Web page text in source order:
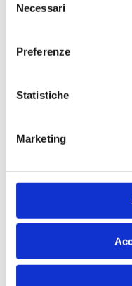
delNecessari
Preferenze
Statistiche
Marketing
AZIENDA
FUNZIONE AZIENDALE
Ho letto e accetto
Ho preso visione
contratto